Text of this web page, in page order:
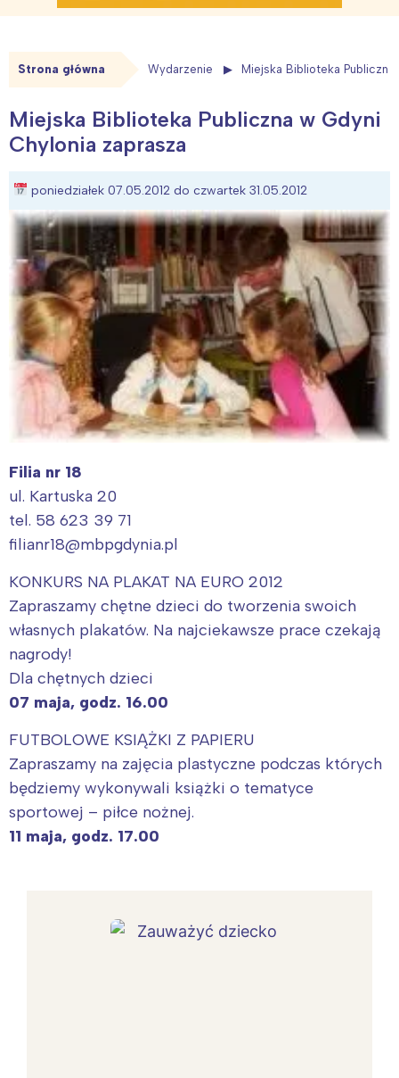
Strona główna Wydarzenie Miejska Biblioteka
Miejska Biblioteka Publiczna w Gdyni
Chylonia zaprasza
poniedziałek 07.05.2012 do czwartek 31.05.2012
Filia nr 18
ul. Kartuska 20
tel. 58 623 39 71
filianr18@mbpgdynia.pl
KONKURS NA PLAKAT NA EURO 2012
Zapraszamy chętne dzieci do tworzenia swoich
własnych plakatów. Na najciekawsze prace czekają
nagrody!
Dla chętnych dzieci
07 maja, godz. 16.00
FUTBOLOWE KSIĄŻKI Z PAPIERU
Zapraszamy na zajęcia plastyczne podczas których
będziemy wykonywali książki o tematyce
sportowej – piłce nożnej.
11 maja, godz. 17.00